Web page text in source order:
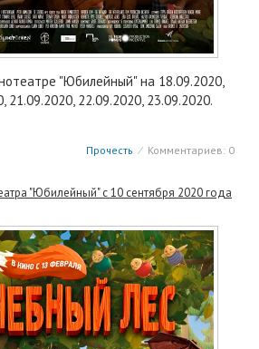
"Юбилейный" на 18.09.2020,
21.09.2020, 22.09.2020, 23.09.2020.
Прочесть ⁄ Комментариев: 0
"Юбилейный" c 10 сентября 2020 года